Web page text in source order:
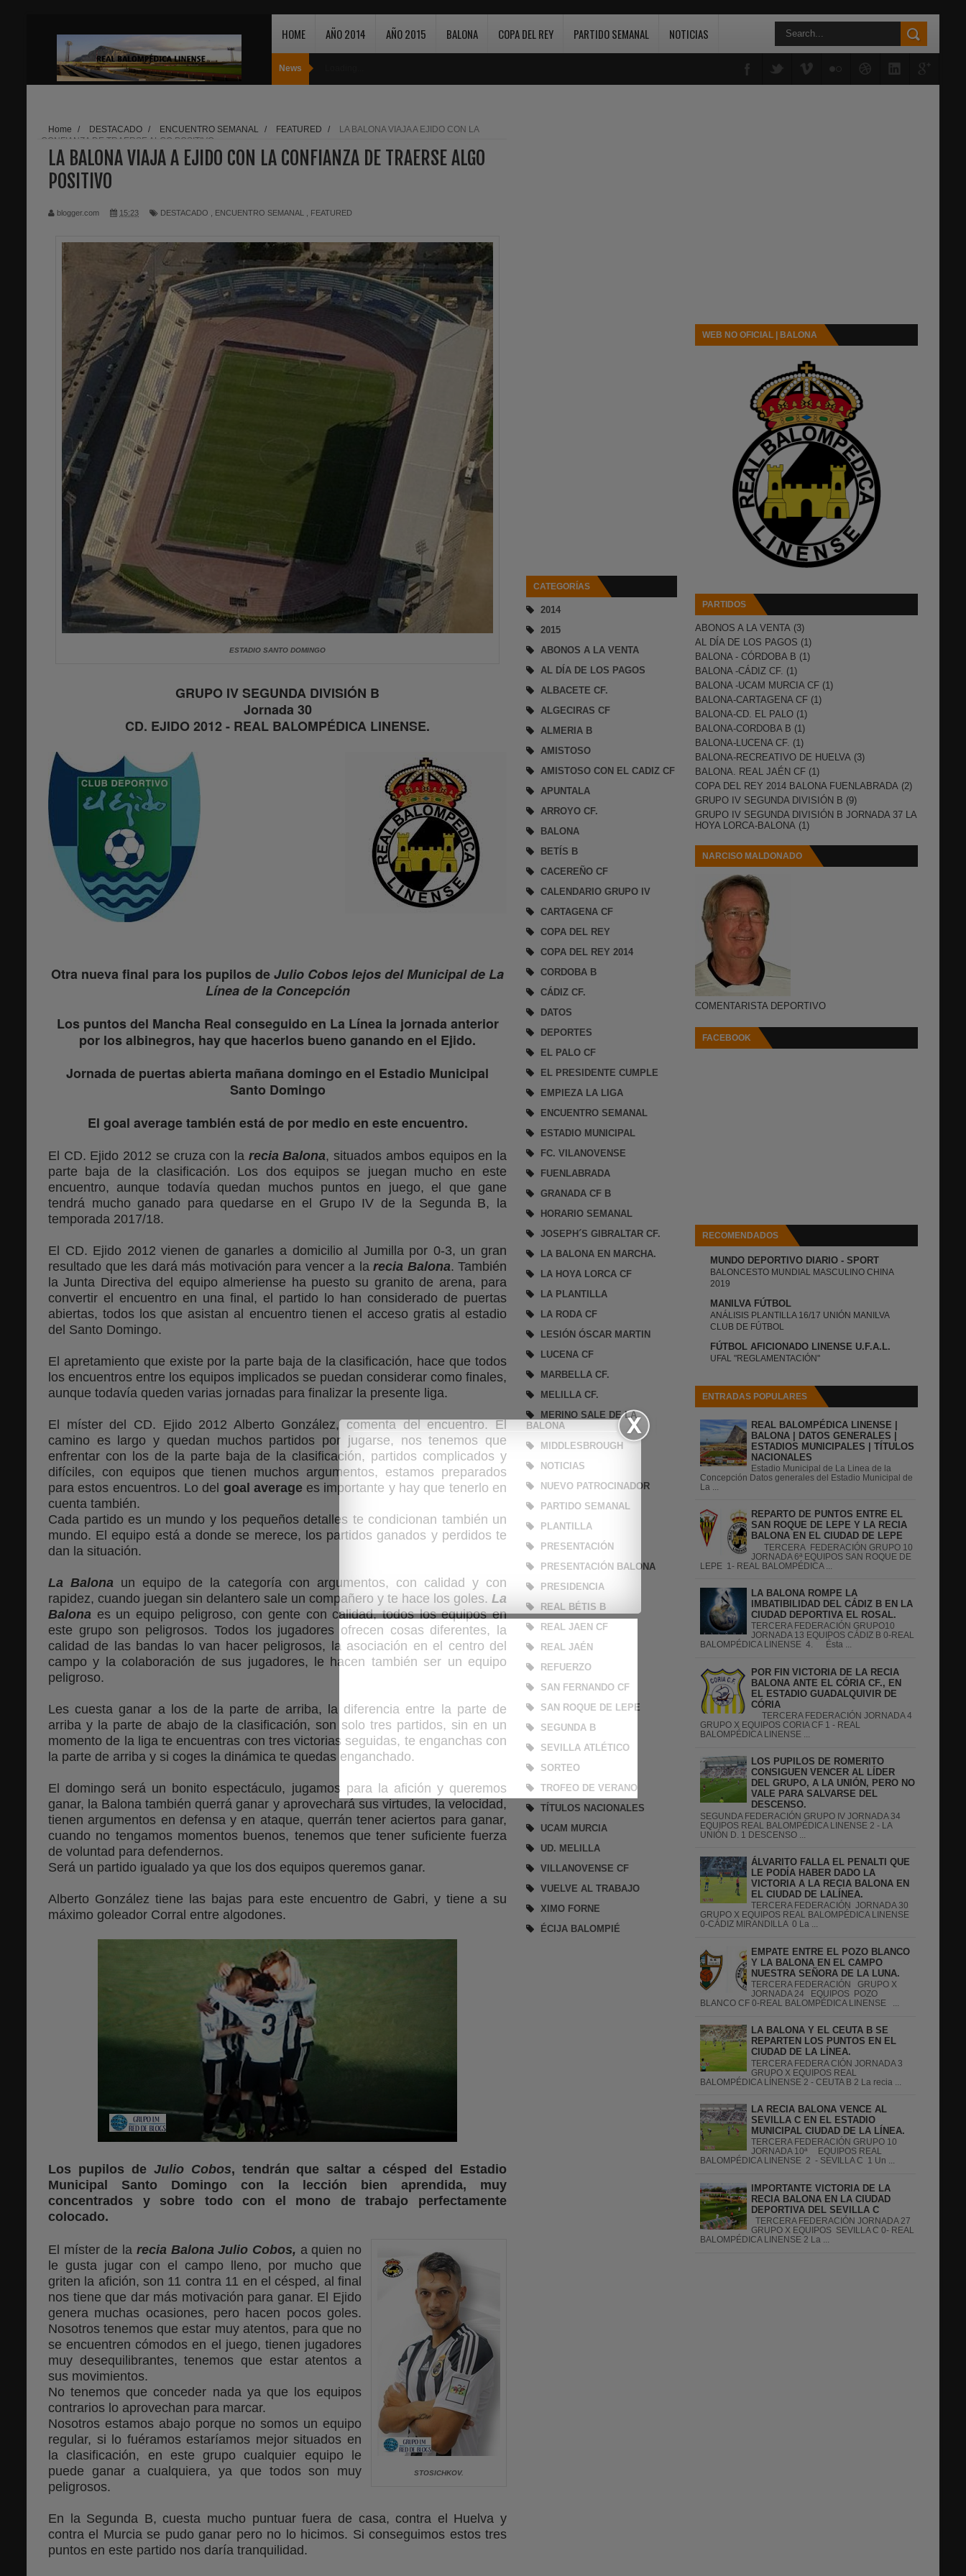
HOME AÑO 2014 AÑO 2015 BALONA COPA DEL REY PARTIDO SEMANAL NOTICIAS
News
CATEGORÍAS
2014
2015
ABONOS A LA VENTA
AL DÍA DE LOS PAGOS
ALBACETE CF.
ALGECIRAS CF
ALMERIA B
AMISTOSO
AMISTOSO CON EL CADIZ CF
APUNTALA
ARROYO CF.
BALONA
BETÍS B
CACEREÑO CF
CALENDARIO GRUPO IV
CARTAGENA CF
COPA DEL REY
COPA DEL REY 2014
CORDOBA B
CÁDIZ CF.
DATOS
DEPORTES
EL PALO CF
EL PRESIDENTE CUMPLE
EMPIEZA LA LIGA
ENCUENTRO SEMANAL
ESTADIO MUNICIPAL
FC. VILANOVENSE
FUENLABRADA
GRANADA CF B
HORARIO SEMANAL
JOSEPH´S GIBRALTAR CF.
LA BALONA EN MARCHA.
LA HOYA LORCA CF
LA PLANTILLA
LA RODA CF
LESIÓN ÓSCAR MARTIN
LUCENA CF
MARBELLA CF.
MELILLA CF.
MERINO SALE DE LA
BALONA
MIDDLESBROUGH
NOTICIAS
NUEVO PATROCINADOR
PARTIDO SEMANAL
PLANTILLA
PRESENTACIÓN
PRESENTACIÓN BALONA
PRESIDENCIA
REAL BÉTIS B
REAL JAEN CF
REAL JAÉN
REFUERZO
SAN FERNANDO CF
SAN ROQUE DE LEPE
SEGUNDA B
SEVILLA ATLÉTICO
SORTEO
TROFEO DE VERANO
TÍTULOS NACIONALES
UCAM MURCIA
UD. MELILLA
VILLANOVENSE CF
VUELVE AL TRABAJO
XIMO FORNE
ÉCIJA BALOMPIÉ
Home / DESTACADO / ENCUENTRO SEMANAL / FEATURED /
LA BALONA VIAJA A EJIDO CON LA
CONFIANZA DE TRAERSE ALGO POSITIVO
LA BALONA VIAJA A EJIDO CON LA CONFIANZA DE TRAERSE ALGO
POSITIVO
blogger.com 15:23 DESTACADO ENCUENTRO SEMANAL FEATURED
ESTADIO SANTO DOMINGO
GRUPO IV SEGUNDA DIVISIÓN B
Jornada 30
CD. EJIDO 2012 - REAL BALOMPÉDICA LINENSE.
Otra nueva final para los pupilos deJulio Cobos lejos del Municipal de La
Línea de la Concepción
Los puntos del Mancha Real conseguido en La Línea la jornada anterior
por los albinegros, hay que hacerlos bueno ganando en el Ejido.
Jornada de puertas abierta mañana domingo en el Estadio Municipal
Santo Domingo
El goal average también está de por medio en este encuentro.
El CD. Ejido 2012 se cruza con la recia Balona, situados ambos equipos en la
parte baja de la clasificación. Los dos equipos se juegan mucho en este
encuentro, aunque todavía quedan muchos puntos en juego, el que gane
tendrá mucho ganado para quedarse en el Grupo IV de la Segunda B, la
temporada 2017/18.
El CD. Ejido 2012 vienen de ganarles a domicilio al Jumilla por 0-3, un gran
resultado que les dará más motivación para vencer a la recia Balona. También
la Junta Directiva del equipo almeriense ha puesto su granito de arena, para
convertir el encuentro en una final, el partido lo han considerado de puertas
abiertas, todos los que asistan al encuentro tienen el acceso gratis al estadio
del Santo Domingo.
El apretamiento que existe por la parte baja de la clasificación, hace que todos
los encuentros entre los equipos implicados se puedan considerar como finales,
aunque todavía queden varias jornadas para finalizar la presente liga.
El míster del CD. Ejido 2012 Alberto González, comenta del encuentro. El
camino es largo y quedan muchos partidos por jugarse, nos tenemos que
enfrentar con los de la parte baja de la clasificación, partidos complicados y
difíciles, con equipos que tienen muchos argumentos, estamos preparados
para estos encuentros. Lo del goal averagees importante y hay que tenerlo en
cuenta también.
Cada partido es un mundo y los pequeños detalles te condicionan también un
mundo. El equipo está a donde se merece, los partidos ganados y perdidos te
dan la situación.
La Balona un equipo de la categoría con argumentos, con calidad y con
rapidez, cuando juegan sin delantero sale un compañero y te hace los goles. La
Balona es un equipo peligroso, con gente con calidad, todos los equipos en
este grupo son peligrosos. Todos los jugadores ofrecen cosas diferentes, la
calidad de las bandas lo van hacer peligrosos, la asociación en el centro del
campo y la colaboración de sus jugadores, le hacen también ser un equipo
peligroso.
Les cuesta ganar a los de la parte de arriba, la diferencia entre la parte de
arriba y la parte de abajo de la clasificación, son solo tres partidos, sin en un
momento de la liga te encuentras con tres victorias seguidas, te enganchas con
la parte de arriba y si coges la dinámica te quedas enganchado.
El domingo será un bonito espectáculo, jugamos para la afición y queremos
ganar, la Balona también querrá ganar y aprovechará sus virtudes, la velocidad,
tienen argumentos en defensa y en ataque, querrán tener aciertos para ganar,
cuando no tengamos momentos buenos, tenemos que tener suficiente fuerza
de voluntad para defendernos.
Será un partido igualado ya que los dos equipos queremos ganar.
Alberto González tiene las bajas para este encuentro de Gabri, y tiene a su
máximo goleador Corral entre algodones.
Los pupilos de Julio Cobos, tendrán que saltar a césped del Estadio
Municipal Santo Domingo con la lección bien aprendida, muy
concentrados y sobre todo con el mono de trabajo perfectamente
colocado.
STOSICHKOV.
El míster de la recia Balona Julio Cobos, a quien no
le gusta jugar con el campo lleno, por mucho que
griten la afición, son 11 contra 11 en el césped, al final
nos tiene que dar más motivación para ganar. El Ejido
genera muchas ocasiones, pero hacen pocos goles.
Nosotros tenemos que estar muy atentos, para que no
se encuentren cómodos en el juego, tienen jugadores
muy desequilibrantes, tenemos que estar atentos a
sus movimientos.
No tenemos que conceder nada ya que los equipos
contrarios lo aprovechan para marcar.
Nosotros estamos abajo porque no somos un equipo
regular, si lo fuéramos estaríamos mejor situados en
la clasificación, en este grupo cualquier equipo le
puede ganar a cualquiera, ya que todos son muy
peligrosos.
En la Segunda B, cuesta mucho puntuar fuera de casa, contra el Huelva y
contra el Murcia se pudo ganar pero no lo hicimos. Si conseguimos estos tres
puntos en este partido nos daría tranquilidad.
WEB NO OFICIAL | BALONA
PARTIDOS
ABONOS A LA VENTA (3)
AL DÍA DE LOS PAGOS (1)
BALONA - CÓRDOBA B (1)
BALONA -CÁDIZ CF. (1)
BALONA -UCAM MURCIA CF (1)
BALONA-CARTAGENA CF (1)
BALONA-CD. EL PALO (1)
BALONA-CORDOBA B (1)
BALONA-LUCENA CF. (1)
BALONA-RECREATIVO DE HUELVA (3)
BALONA. REAL JAÉN CF (1)
COPA DEL REY 2014 BALONA FUENLABRADA (2)
GRUPO IV SEGUNDA DIVISIÓN B (9)
GRUPO IV SEGUNDA DIVISIÓN B JORNADA 37 LA
HOYA LORCA-BALONA (1)
NARCISO MALDONADO
COMENTARISTA DEPORTIVO
FACEBOOK
RECOMENDADOS
MUNDO DEPORTIVO DIARIO - SPORT
BALONCESTO MUNDIAL MASCULINO CHINA
2019
MANILVA FÚTBOL
ANÁLISIS PLANTILLA 16/17 UNIÓN MANILVA
CLUB DE FÚTBOL
FÚTBOL AFICIONADO LINENSE U.F.A.L.
UFAL "REGLAMENTACIÓN"
ENTRADAS POPULARES
REAL BALOMPÉDICA LINENSE |
BALONA | DATOS GENERALES |
ESTADIOS MUNICIPALES | TÍTULOS
NACIONALES
Estadio Municipal de La Linea de la
Concepción Datos generales del Estadio Municipal de
La ...
REPARTO DE PUNTOS ENTRE EL
SAN ROQUE DE LEPE Y LA RECIA
BALONA EN EL CIUDAD DE LEPE
TERCERA FEDERACIÓN GRUPO 10
JORNADA 6ª EQUIPOS SAN ROQUE DE
LEPE 1- REAL BALOMPÉDICA ...
LA BALONA ROMPE LA
IMBATIBILIDAD DEL CÁDIZ B EN LA
CIUDAD DEPORTIVA EL ROSAL.
TERCERA FEDERACIÓN GRUPO10
JORNADA 13 EQUIPOS CÁDIZ B 0-REAL
BALOMPÉDICA LINENSE 4. Ésta ...
POR FIN VICTORIA DE LA RECIA
BALONA ANTE EL CÓRIA CF., EN
EL ESTADIO GUADALQUIVIR DE
CÓRIA
TERCERA FEDERACIÓN JORNADA 4
GRUPO X EQUIPOS CORIA CF 1 - REAL
BALOMPÉDICA LINENSE ...
LOS PUPILOS DE ROMERITO
CONSIGUEN VENCER AL LÍDER
DEL GRUPO, A LA UNIÓN, PERO NO
VALE PARA SALVARSE DEL
DESCENSO.
SEGUNDA FEDERACIÓN GRUPO IV JORNADA 34
EQUIPOS REAL BALOMPÉDICA LINENSE 2 - LA
UNIÓN D. 1 DESCENSO ...
ÁLVARITO FALLA EL PENALTI QUE
LE PODÍA HABER DADO LA
VICTORIA A LA RECIA BALONA EN
EL CIUDAD DE LALÍNEA.
TERCERA FEDERACIÓN JORNADA 30
GRUPO X EQUIPOS REAL BALOMPÉDICA LINENSE
0-CÁDIZ MIRANDILLA 0 La ...
EMPATE ENTRE EL POZO BLANCO
Y LA BALONA EN EL CAMPO
NUESTRA SEÑORA DE LA LUNA.
TERCERA FEDERACIÓN GRUPO X
JORNADA 24 EQUIPOS POZO
BLANCO CF 0-REAL BALOMPÉDICA LINENSE ...
LA BALONA Y EL CEUTA B SE
REPARTEN LOS PUNTOS EN EL
CIUDAD DE LA LÍNEA.
TERCERA FEDERA CIÓN JORNADA 3
GRUPO X EQUIPOS REAL
BALOMPÉDICA LÍNENSE 2 - CEUTA B 2 La recia ...
LA RECIA BALONA VENCE AL
SEVILLA C EN EL ESTADIO
MUNICIPAL CIUDAD DE LA LÍNEA.
TERCERA FEDERACIÓN GRUPO 10
JORNADA 10ª EQUIPOS REAL
BALOMPÉDICA LINENSE 2 - SEVILLA C 1 Un ...
IMPORTANTE VICTORIA DE LA
RECIA BALONA EN LA CIUDAD
DEPORTIVA DEL SEVILLA C
TERCERA FEDERACIÓN JORNADA 27
GRUPO X EQUIPOS SEVILLA C 0- REAL
BALOMPÉDICA LINENSE 2 La ...